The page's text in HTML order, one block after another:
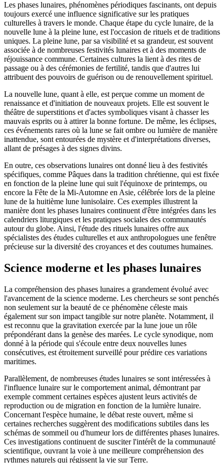
Les phases lunaires, phénomènes périodiques fascinants, ont depuis
toujours exercé une influence significative sur les pratiques
culturelles à travers le monde. Chaque étape du cycle lunaire, de la
nouvelle lune à la pleine lune, est l'occasion de rituels et de traditions
uniques. La pleine lune, par sa visibilité et sa grandeur, est souvent
associée à de nombreuses festivités lunaires et à des moments de
réjouissance commune. Certaines cultures la lient à des rites de
passage ou à des cérémonies de fertilité, tandis que d'autres lui
attribuent des pouvoirs de guérison ou de renouvellement spirituel.
La nouvelle lune, quant à elle, est perçue comme un moment de
renaissance et d'initiation de nouveaux projets. Elle est souvent le
théâtre de superstitions et d'actes symboliques visant à chasser les
mauvais esprits ou à attirer la bonne fortune. De même, les éclipses,
ces événements rares où la lune se fait ombre ou lumière de manière
inattendue, sont entourées de mystère et d'interprétations diverses,
allant de présages à des signes divins.
En outre, ces observations lunaires ont donné lieu à des festivités
spécifiques, comme Pâques dans la tradition chrétienne, qui est fixée
en fonction de la pleine lune qui suit l'équinoxe de printemps, ou
encore la Fête de la Mi-Automne en Asie, célébrée lors de la pleine
lune de la huitième lune lunisolaire. Ces exemples illustrent la
manière dont les phases lunaires continuent d'être intégrées dans les
calendriers liturgiques et les pratiques sociales des communautés
autour du globe. Ainsi, l'étude des rituels lunaires offre aux
spécialistes des études culturelles et aux anthropologues une fenêtre
précieuse sur la diversité des croyances et des coutumes humaines.
Science moderne et les phases lunaires
La compréhension des phases lunaires a grandement évolué avec
l'avancement de la science moderne. Les chercheurs se sont penchés
non seulement sur la beauté de ce phénomène céleste mais
également sur son impact tangible sur notre planète. Notamment, il
est reconnu que la gravitation exercée par la lune joue un rôle
prépondérant dans la genèse des marées. Le cycle synodique, nom
donné à la période qui s'écoule entre deux nouvelles lunes
consécutives, est étroitement surveillé pour prédire ces variations
maritimes.
Parallèlement, de nombreuses études lunaires se sont intéressées à
l'influence lunaire sur le comportement animal, démontrant par
exemple comment certaines espèces ajustent leurs activités de
reproduction ou de migration en fonction de la lumière lunaire.
Concernant l'espèce humaine, le débat reste ouvert, même si
certaines recherches suggèrent des modifications subtiles dans les
schémas de sommeil ou d'humeur lors de différentes phases lunaires.
Ces investigations continuent de susciter l'intérêt de la communauté
scientifique, ouvrant la voie à une meilleure compréhension des
rythmes naturels qui régissent la vie sur Terre.